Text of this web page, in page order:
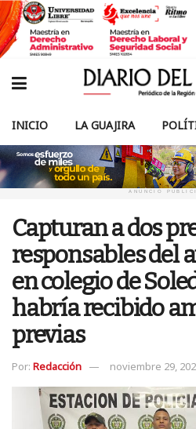
INICIO LA GUAJIRA
ANUNCIO
Capturan a dos
responsables del
en colegio de
habría recibido
previas
Por: Redacción noviembre 29,